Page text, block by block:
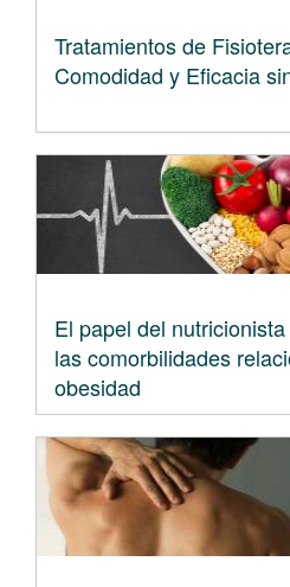
Tratamientos de
Comodidad y Eficacia
El papel del
las comorbilidades
obesidad